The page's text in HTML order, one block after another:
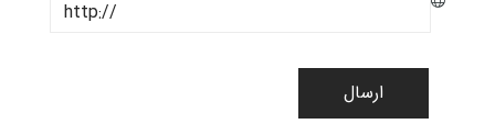
ارسال